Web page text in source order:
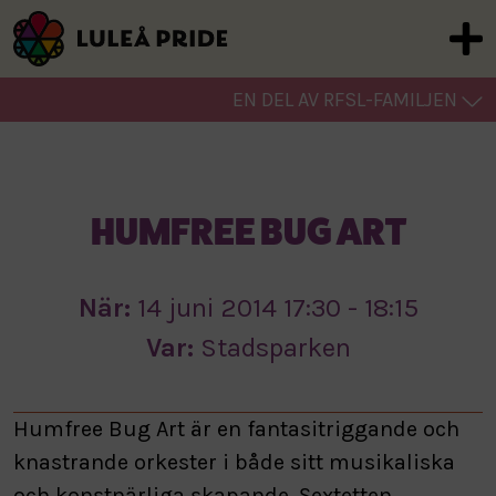
EN DEL AV RFSL-FAMILJEN
HUMFREE BUG ART
När: 14 juni 2014 17:30 - 18:15
Var: Stadsparken
Humfree Bug Art är en fantasitriggande och
knastrande orkester i både sitt musikaliska